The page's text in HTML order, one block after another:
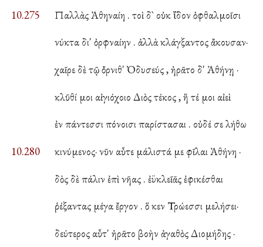
10.275
Παλλὰς Ἀθηναίη . τοὶ δ` οὐκ ἴ̈δον ὀφθαλμοῖσι
νύκτα δι' ὀρφναίην . ἀλλὰ κλάγξαντος ἄκουσαν·
χαῖρε δὲ τῷ ὄρνιθ' Ὀδυσεύς , ἠρᾶτο δ' Ἀθήνῃ ·
κλῦθί μοι αἰγιόχοιο Διὸς τέκος , ἥ τέ μοι αἰεὶ
ἐν πάντεσσι πόνοισι παρίστασαι . οὐδέ σε λήθω
10.280
κινύμενος· νῦν αὖτε μάλιστά με φῖλαι Ἀθήνη ·
δὸς δὲ πάλιν ἐπὶ νῆας . ἐϋκλεῖᾰς ἐφικέσθαι
ῥέξαντας μέγα ἔργον . ὅ κεν Τρώεσσι μελήσει·
δεύτερος αὖτ' ἠρᾶτο βοὴν ἀγαθὸς Διομήδης ·